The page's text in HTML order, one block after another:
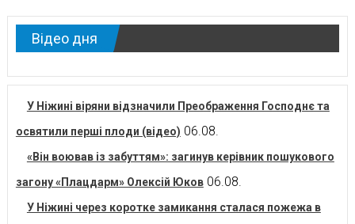
новинам
Відео дня
У Ніжині віряни відзначили Преображення Господнє та
освятили перші плоди (відео) 06.08.
«Він воював із забуттям»: загинув керівник пошукового
загону «Плацдарм» Олексій Юков 06.08.
У Ніжині через коротке замикання сталася пожежа в